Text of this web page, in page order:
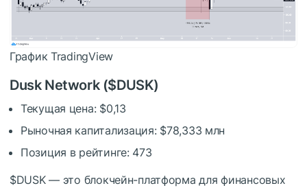
График TradingView
Dusk Network ($DUSK)
Текущая цена: $0,13
Рыночная капитализация: $78,333 млн
Позиция в рейтинге: 473
$DUSK— это блокчейн-платформа для финансовых